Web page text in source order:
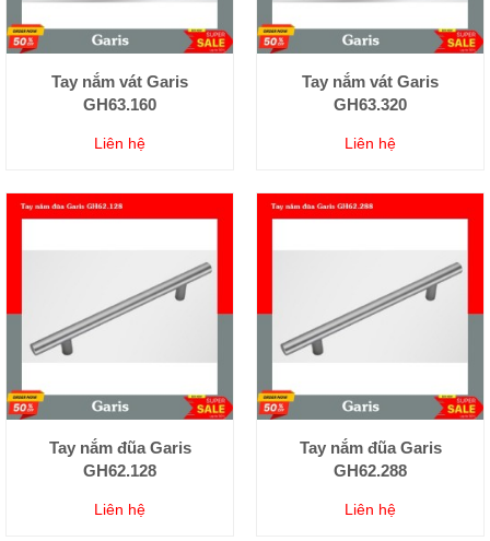
Tay nắm vát Garis
GH63.160
Liên hệ
Tay nắm vát Garis
GH63.320
Liên hệ
Tay nắm đũa Garis
GH62.128
Liên hệ
Tay nắm đũa Garis
GH62.288
Liên hệ